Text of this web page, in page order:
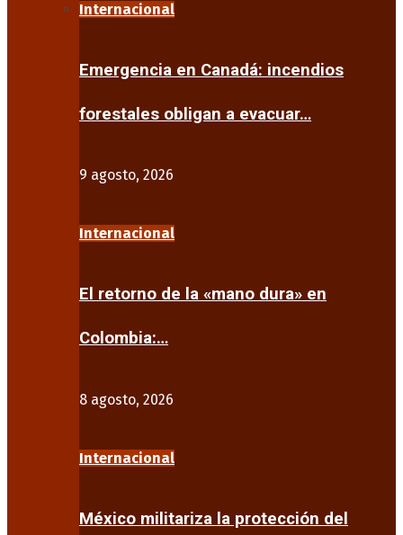
Internacional
Emergencia en Canadá: incendios
forestales obligan a evacuar…
9 agosto, 2026
Internacional
El retorno de la «mano dura» en
Colombia:…
8 agosto, 2026
Internacional
México militariza la protección del